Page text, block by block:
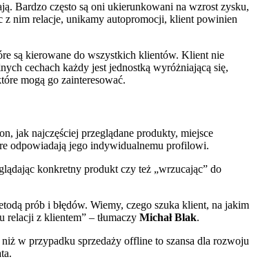
Bardzo często są oni ukierunkowani na wzrost zysku,
nim relacje, unikamy autopromocji, klient powinien
są kierowane do wszystkich klientów. Klient nie
cechach każdy jest jednostką wyróżniającą się,
mogą go zainteresować.
jak najczęściej przeglądane produkty, miejsce
odpowiadają jego indywidualnemu profilowi.
konkretny produkt czy też „wrzucając” do
prób i błędów. Wiemy, czego szuka klient, na jakim
relacji z klientem” – tłumaczy Michał Blak.
w przypadku sprzedaży offline to szansa dla rozwoju